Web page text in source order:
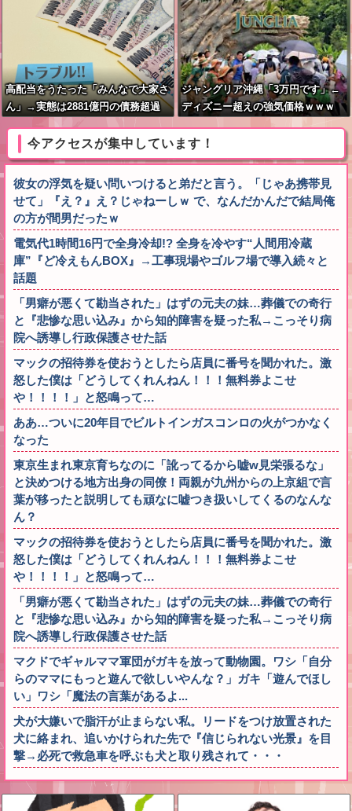
高配当をうたった「みんなで大家さ
ん」→実態は2881億円の債務超過
ジャングリア沖縄「3万円です」←
ディズニー超えの強気価格ｗｗｗ
今アクセスが集中しています！
彼女の浮気を疑い問いつけると弟だと言う。「じゃあ携帯見
せて」『え？』え？じゃねーしｗ で、なんだかんだで結局俺
の方が間男だったｗ
電気代1時間16円で全身冷却!? 全身を冷やす“人間用冷蔵
庫”『ど冷えもんBOX』→工事現場やゴルフ場で導入続々と
話題
「男癖が悪くて勘当された」はずの元夫の妹…葬儀での奇行
と『悲惨な思い込み』から知的障害を疑った私→こっそり病
院へ誘導し行政保護させた話
マックの招待券を使おうとしたら店員に番号を聞かれた。激
怒した僕は「どうしてくれんねん！！！無料券よこせ
や！！！！」と怒鳴って…
ああ…ついに20年目でビルトインガスコンロの火がつかなく
なった
東京生まれ東京育ちなのに「訛ってるから嘘w見栄張るな」
と決めつける地方出身の同僚！両親が九州からの上京組で言
葉が移ったと説明しても頑なに嘘つき扱いしてくるのなんな
ん？
マックの招待券を使おうとしたら店員に番号を聞かれた。激
怒した僕は「どうしてくれんねん！！！無料券よこせ
や！！！！」と怒鳴って…
「男癖が悪くて勘当された」はずの元夫の妹…葬儀での奇行
と『悲惨な思い込み』から知的障害を疑った私→こっそり病
院へ誘導し行政保護させた話
マクドでギャルママ軍団がガキを放って動物園。ワシ「自分
らのママにもっと遊んで欲しいやんな？」ガキ「遊んでほし
い」ワシ「魔法の言葉があるよ...
犬が大嫌いで脂汗が止まらない私。リードをつけ放置された
犬に絡まれ、追いかけられた先で『信じられない光景』を目
撃→必死で救急車を呼ぶも犬と取り残されて・・・